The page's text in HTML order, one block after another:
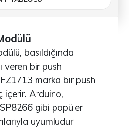
basıldığında
veren bir push
marka bir push
içerir. Arduino,
gibi popüler
uyumludur.